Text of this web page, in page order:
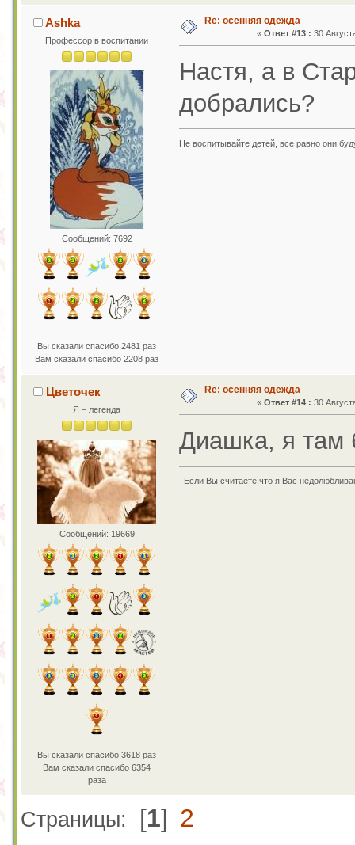
Ashka
Профессор в воспитании
Сообщений: 7692
Вы сказали спасибо 2481 раз
Вам сказали спасибо 2208 раз
Re: осенняя одежда
« Ответ #13 : 30
Настя, а в
добрались?
Не воспитывайте детей, все равно они
Цветочек
Я – легенда
Сообщений: 19669
Вы сказали спасибо 3618 раз
Вам сказали спасибо 6354
раза
Re: осенняя одежда
« Ответ #14 : 30
Диашка, я там
Если Вы считаете,что я Вас
Страницы: [1] 2